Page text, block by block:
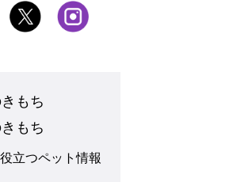
もち
もち
立つペット情報